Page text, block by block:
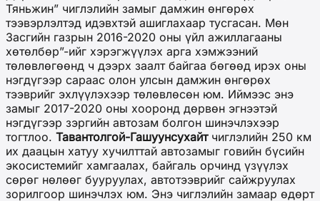
Тяньжин” чиглэлийн замыг дамжин өнгөрөх
тээвэрлэлтэд идэвхтэй ашиглахаар тусгасан. Мөн
Засгийн газрын 2016-2020 оны үйл ажиллагааны
хөтөлбөр”-ийг хэрэгжүүлэх арга хэмжээний
төлөвлөгөөнд ч дээрх заалт байгаа бөгөөд ирэх оны
нэгдүгээр сараас олон улсын дамжин өнгөрөх
тээврийг эхлүүлэхээр төлөвлөсөн юм. Иймээс энэ
замыг 2017-2020 оны хооронд дөрвөн эгнээтэй
нэгдүгээр зэргийн автозам болгон шинэчлэхээр
тогтлоо. Тавантолгой-Гашуунсухайтчиглэлийн 250 км
их даацын хатуу хучилттай автозамыг говийн бүсийн
экосистемийг хамгаалах, байгаль орчинд үзүүлэх
сөрөг нөлөөг бууруулах, автотээврийг сайжруулах
зорилгоор шинэчлэх юм. Энэ чиглэлийн замаар өдөрт